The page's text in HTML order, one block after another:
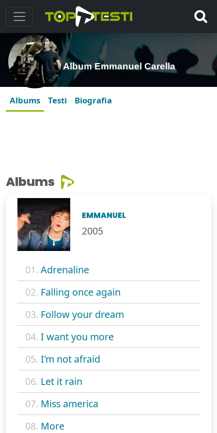
Album Emmanuel Carella
Albums Testi Biografia
Albums
EMMANUEL
2005
01. Adrenaline
02. Falling once again
03. Follow your dream
04. I want you more
05. I'm not afraid
06. Let it rain
07. Miss america
08. More